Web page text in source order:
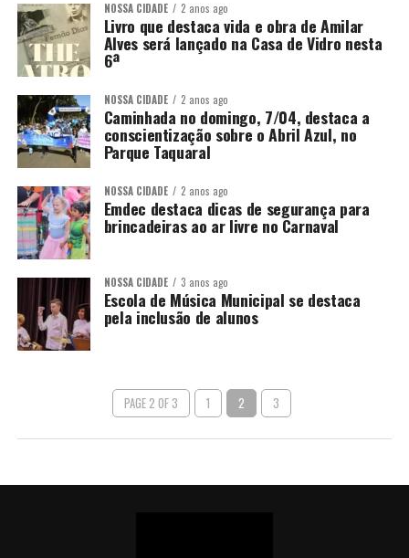
NOSSA CIDADE 2 anos ago
Livro que destaca vida e obra de Amilar
Alves será lançado na Casa de Vidro nesta
6ª
NOSSA CIDADE 2 anos ago
Caminhada no domingo, 7/04, destaca a
conscientização sobre o Abril Azul, no
Parque Taquaral
NOSSA CIDADE 2 anos ago
Emdec destaca dicas de segurança para
brincadeiras ao ar livre no Carnaval
NOSSA CIDADE 3 anos ago
Escola de Música Municipal se destaca
pela inclusão de alunos
PAGE 2 OF 3 1 2 3